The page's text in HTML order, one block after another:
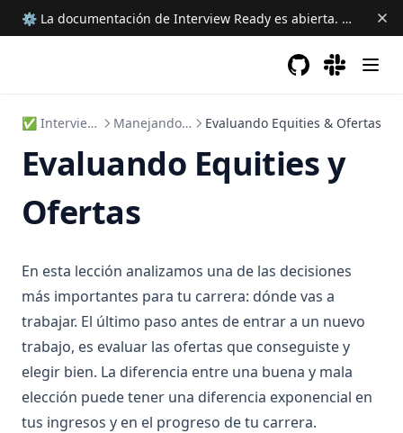
⚙ La documentación de Interview Ready es abierta.
✅ Interview Ready Manejando Ofertas Evaluando Equities & Ofertas
Evaluando Equities y
Ofertas
En esta lección analizamos una de las decisiones
más importantes para tu carrera: dónde vas a
trabajar. El último paso antes de entrar a un nuevo
trabajo, es evaluar las ofertas que conseguiste y
elegir bien. La diferencia entre una buena y mala
elección puede tener una diferencia exponencial en
tus ingresos y en el progreso de tu carrera.